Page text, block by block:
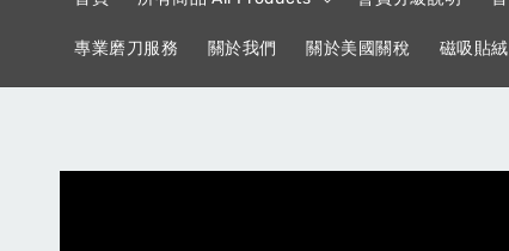
專業磨刀服務 關於我們 關於美國關稅 磁吸貼